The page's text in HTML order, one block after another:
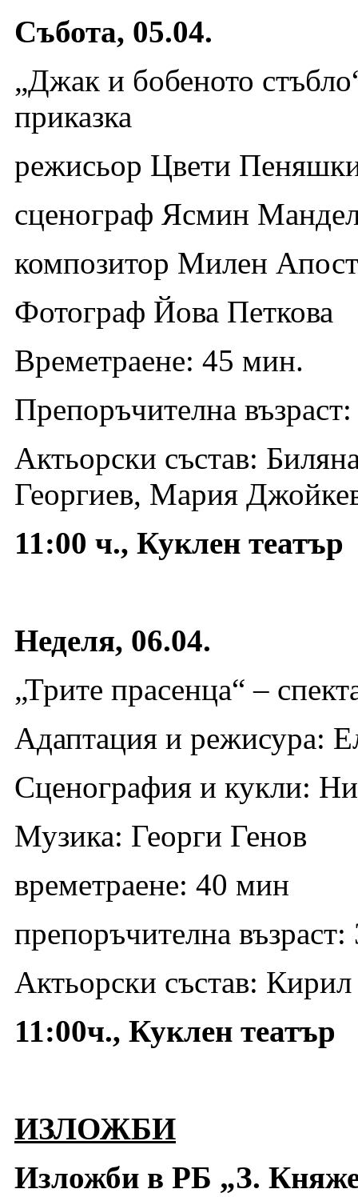
Събота, 05.04.
„Джак и бобеното
приказка
режисьор Цвети
сценограф Ясмин
композитор Милен
Фотограф Йова Петкова
Времетраене: 45 мин.
Препоръчителна
Актьорски състав:
Георгиев, Мария
11:00 ч., Куклен театър
Неделя, 06.04.
„Трите прасенца“ –
Адаптация и режисура:
Сценография и кукли:
Музика: Георги Генов
времетраене: 40 мин
препоръчителна възраст:
Актьорски състав:
11:00ч., Куклен театър
ИЗЛОЖБИ
Изложби в РБ „З.